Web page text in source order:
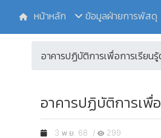
หน้าหลัก ข้อมูลฝ่ายการพัสดุ
อาคารปฏิบัติการเพื่อการเรียน
อาคารปฏิบัติการเพื่
3 พ.ย. 68 / 299